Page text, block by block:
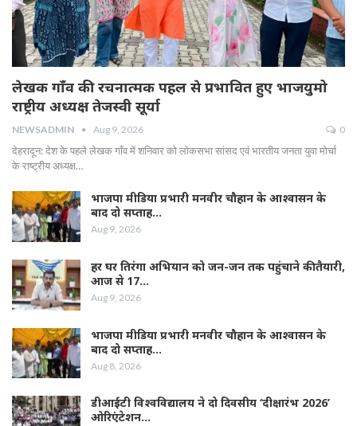
लेखक गाँव की रचनात्मक पहल से प्रभावित हुए भाजयुमो
राष्ट्रीय अध्यक्ष तेजस्वी सूर्या
NEWSADMIN Aug 9, 2026 0
देहरादून: देश के पहले लेखक गाँव में शनिवार को लोकसभा सांसद एवं भारतीय जनता युवा मोर्चा
के राष्ट्रीय अध्यक्ष…
भाजपा मीडिया प्रभारी मनवीर चौहान के आश्वासन के
बाद दो सप्ताह…
Aug 9, 2026
हर घर तिरंगा अभियान को जन-जन तक पहुंचाने की तैयारी,
आज से 17…
Aug 9, 2026
भाजपा मीडिया प्रभारी मनवीर चौहान के आश्वासन के
बाद दो सप्ताह…
Aug 8, 2026
डीआईटी विश्वविद्यालय ने दो दिवसीय ‘दीक्षारंभ 2026’
ओरिएंटेशन…